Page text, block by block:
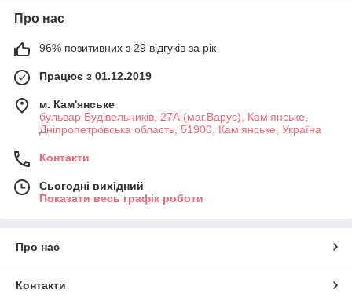
Про нас
96% позитивних з 29 відгуків за рік
Працює з 01.12.2019
м. Кам'янське
бульвар Будівельників, 27А (маг.Варус), Кам’янське,
Дніпропетровська область, 51900, Кам'янське, Україна
Контакти
Сьогодні вихідний
Показати весь графік роботи
Про нас
Контакти